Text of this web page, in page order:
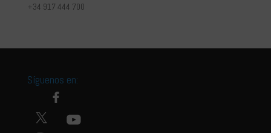
+34 917 444 700
Síguenos en: